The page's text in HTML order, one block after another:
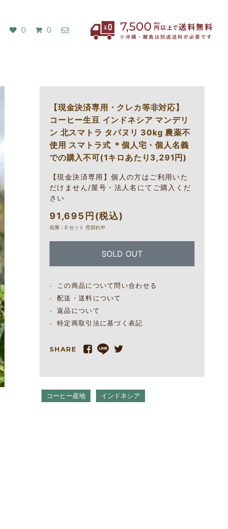
0 0
【現金決済専用・クレカ等非対応】
コーヒー生豆 インドネシア マンデリ
ン 北スマトラ タパヌリ 30kg 農薬不
使用 スマトラ式 ＊個人宅・個人名義
での購入不可(1キロあたり3,291円)
【現金決済専用】個人の方はご利用いた
だけません/屋号・法人名にてご購入くだ
さい
91,695円(税込)
在庫：0 セット 売切れ中
SOLD OUT
この商品について問い合わせる
配送・送料について
返品について
特定商取引法に基づく表記
SHARE
コーヒー産地 インドネシア